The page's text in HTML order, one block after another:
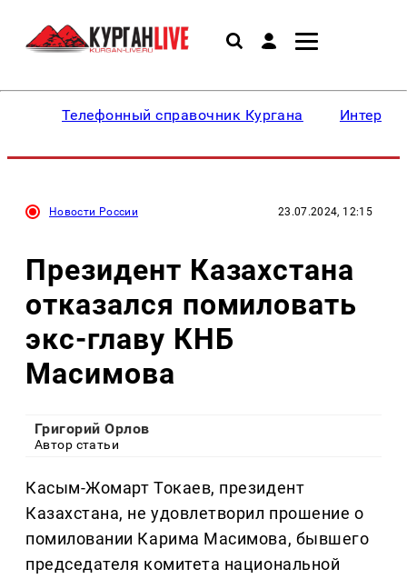
Телефонный справочник Кургана
Новости России 23.07.2024, 12:15
Президент Казахстана
отказался помиловать
экс-главу КНБ
Масимова
Григорий Орлов
Автор статьи
Касым-Жомарт Токаев, президент
Казахстана, не удовлетворил прошение о
помиловании Карима Масимова, бывшего
председателя комитета национальной